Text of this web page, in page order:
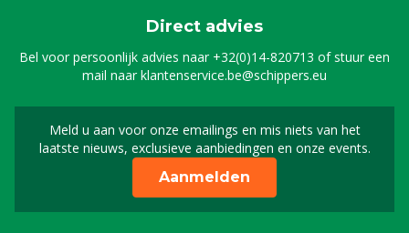
Direct advies
Bel voor persoonlijk advies naar +32(0)14-820713 of stuur een
mail naarklantenservice.be@schippers.eu
Meld u aan voor onze emailings en mis niets van het
laatste nieuws, exclusieve aanbiedingen en onze events.
Meld u aan voor onze
Aanmelden